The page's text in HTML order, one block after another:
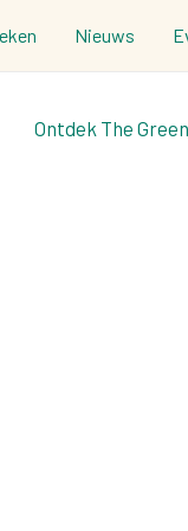
Nieuws
Ontdek The